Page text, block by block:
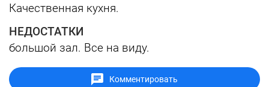
Качественная кухня.
НЕДОСТАТКИ
большой зал. Все на виду.
Комментировать